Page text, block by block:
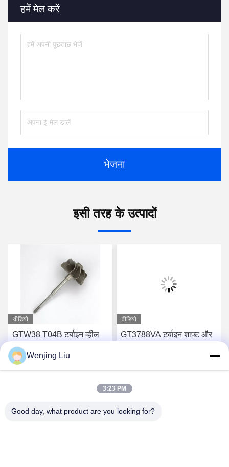
हमें मेल करें
भेजना
इसी तरह के उत्पादों
वीडियो
GTW38 T04B टर्बाइन व्हील
शाफ्ट 407276-6 407276-19
446905-2 446905-5
टर्बोचार्जर के लिए
सबसे अच्छी कीमत पाएं
वीडियो
GT3788VA टर्बाइन शाफ्ट और
848212-5002S टर्बोचार्जर के
लिए
Wenjing Liu
3:23 PM
Good day, what product are you looking for?